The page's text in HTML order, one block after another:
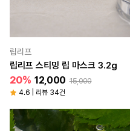
립리프
립리프 스티밍 립 마스크 3.2g
20% 12,000 15,000
4.6 | 리뷰 34건